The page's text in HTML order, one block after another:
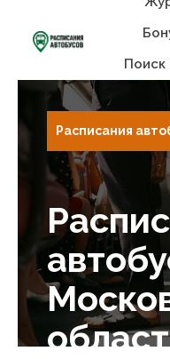
Поиск
Расписания